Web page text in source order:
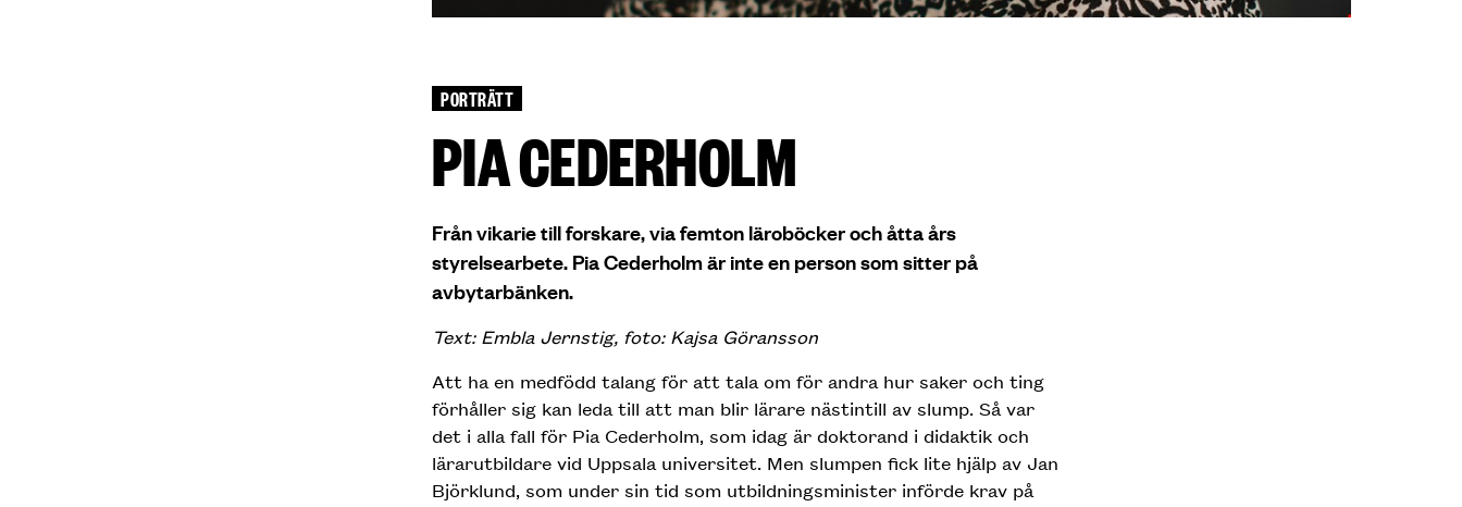
PORTRÄTT
PIA CEDERHOLM
Från vikarie till forskare, via femton läroböcker och åtta års
styrelsearbete. Pia Cederholm är inte en person som sitter på
avbytarbänken.
Text: Embla Jernstig, foto: Kajsa Göransson
Att ha en medfödd talang för att tala om för andra hur saker och ting
förhåller sig kan leda till att man blir lärare nästintill av slump. Så var
det i alla fall för Pia Cederholm, som idag är doktorand i didaktik och
lärarutbildare vid Uppsala universitet. Men slumpen fick lite hjälp av Jan
Björklund, som under sin tid som utbildningsminister införde krav på